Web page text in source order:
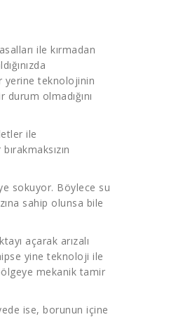
ile kırmadan
yerine teknolojinin
olmadığını
ile
sokuyor. Böylece su
sahip olunsa bile
açarak arızalı
yine teknoloji ile
mekanik tamir
ise, borunun içine